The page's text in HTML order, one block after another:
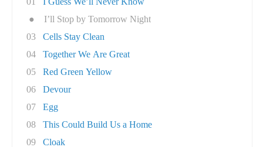
●
I’ll Stop by Tomorrow Night
03
Cells Stay Clean
04
Together We Are Great
05
Red Green Yellow
06
Devour
07
Egg
08
This Could Build Us a Home
09
Cloak